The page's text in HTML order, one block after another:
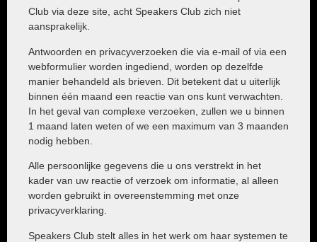
Club via deze site, acht Speakers Club zich niet
aansprakelijk.
Antwoorden en privacyverzoeken die via e-mail of via een
webformulier worden ingediend, worden op dezelfde
manier behandeld als brieven. Dit betekent dat u uiterlijk
binnen één maand een reactie van ons kunt verwachten.
In het geval van complexe verzoeken, zullen we u binnen
1 maand laten weten of we een maximum van 3 maanden
nodig hebben.
Alle persoonlijke gegevens die u ons verstrekt in het
kader van uw reactie of verzoek om informatie, al alleen
worden gebruikt in overeenstemming met onze
privacyverklaring.
Speakers Club stelt alles in het werk om haar systemen te